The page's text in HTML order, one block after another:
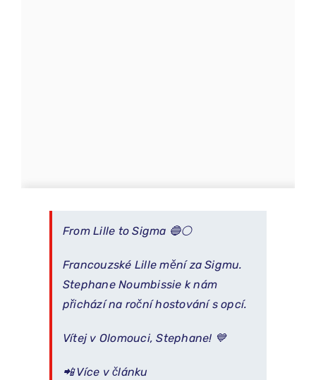
From Lille to Sigma 🔵⚪
Francouzské Lille mění za Sigmu.
Stephane Noumbissie k nám
přichází na roční hostování s opcí.
Vítej v Olomouci, Stephane! 💙
📲 Více v článku